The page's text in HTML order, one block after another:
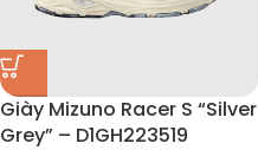
Giày Mizuno Racer S “Silver
Grey” – D1GH223519